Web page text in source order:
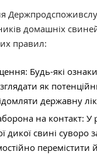
домашніх
правил:
Будь-які
як
державну
на контакт: У
дикої свині суворо
перемістити